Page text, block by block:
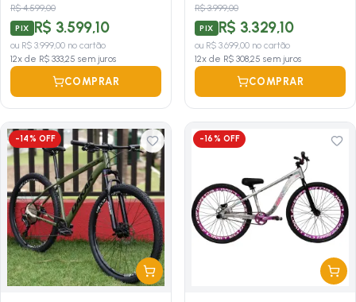
R$ 4.599,00
PIX R$ 3.599,10
ou R$ 3.999,00 no cartão
12x de R$ 333,25 sem juros
COMPRAR
R$ 3.999,00
PIX R$ 3.329,10
ou R$ 3.699,00 no cartão
12x de R$ 308,25 sem juros
COMPRAR
-14 % OFF -16% OFF